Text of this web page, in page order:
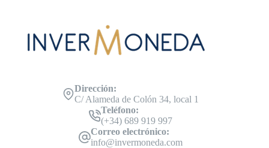
Dirección:
C/ Alameda de Colón 34, local 1
Teléfono:
(+34) 689 919 997
Correo electrónico:
info@invermoneda.com